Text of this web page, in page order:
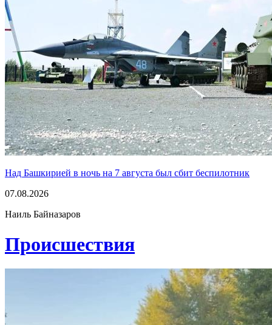
Над Башкирией в ночь на 7 августа был сбит беспилотник
07.08.2026
Наиль Байназаров
Проиcшествия